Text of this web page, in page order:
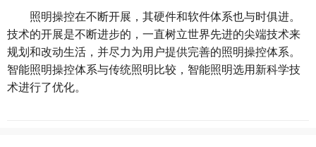
照明操控在不断开展，其硬件和软件体系也与时俱进。
技术的开展是不断进步的，一直树立世界先进的尖端技术来
规划和改动生活，并尽力为用户提供完善的照明操控体系。
智能照明操控体系与传统照明比较，智能照明选用新科学技
术进行了优化。